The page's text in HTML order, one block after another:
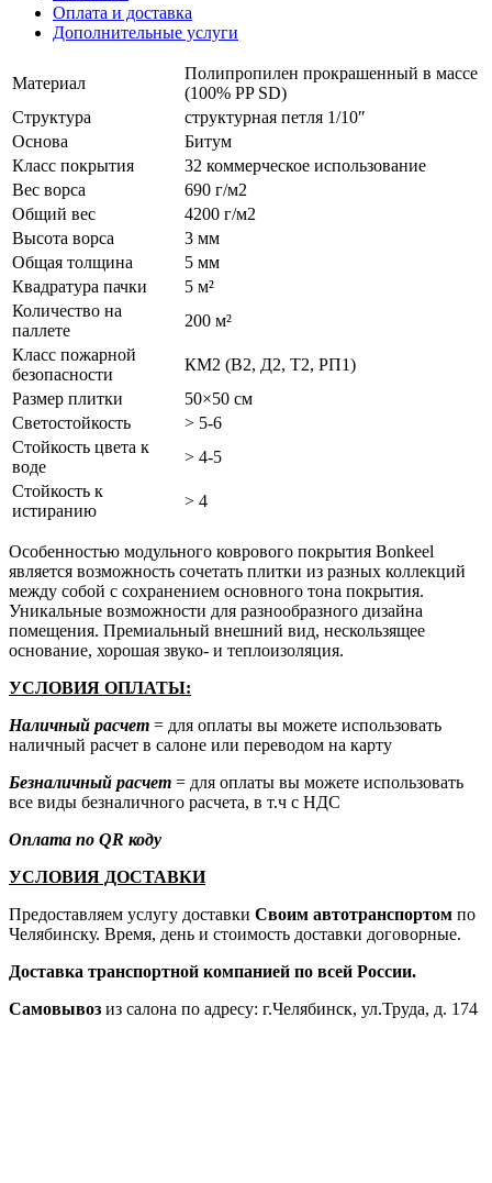
Оплата и доставка
Дополнительные услуги
Материал
Полипропилен прокрашенный в массе
(100% PP SD)
Структура
структурная петля 1/10″
Основа
Битум
Класс покрытия
32 коммерческое использование
Вес ворса
690 г/м2
Общий вес
4200 г/м2
Высота ворса
3 мм
Общая толщина
5 мм
Квадратура пачки
5 м²
Количество на
паллете
200 м²
Класс пожарной
безопасности
КМ2 (В2, Д2, Т2, РП1)
Размер плитки
50×50 см
Светостойкость
> 5-6
Стойкость цвета к
воде
> 4-5
Стойкость к
истиранию
> 4
Особенностью модульного коврового покрытия Bonkeel
является возможность сочетать плитки из разных коллекций
между собой с сохранением основного тона покрытия.
Уникальные возможности для разнообразного дизайна
помещения. Премиальный внешний вид, нескользящее
основание, хорошая звуко- и теплоизоляция.
УСЛОВИЯ ОПЛАТЫ:
Наличный расчет = для оплаты вы можете использовать
наличный расчет в салоне или переводом на карту
Безналичный расчет = для оплаты вы можете использовать
все виды безналичного расчета, в т.ч с НДС
Оплата по QR коду
УСЛОВИЯ ДОСТАВКИ
Предоставляем услугу доставки Своим автотранспортом по
Челябинску. Время, день и стоимость доставки договорные.
Доставка транспортной компанией по всей России.
Самовывоз из салона по адресу: г.Челябинск, ул.Труда, д. 174